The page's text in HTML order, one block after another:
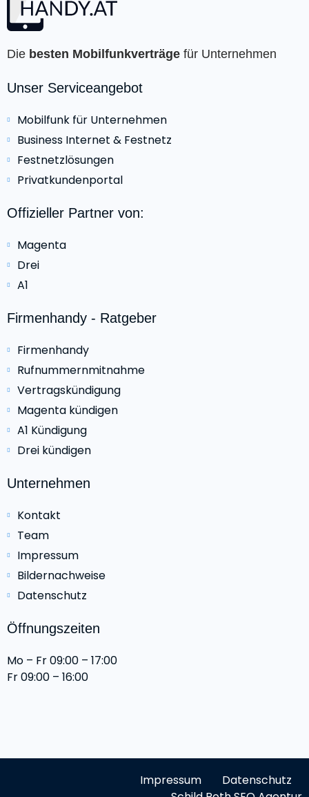
Die besten Mobilfunkverträge für Unternehmen
Unser Serviceangebot
Mobilfunk für Unternehmen
Business Internet & Festnetz
Festnetzlösungen
Privatkundenportal
Offizieller Partner von:
Magenta
Drei
A1
Firmenhandy - Ratgeber
Firmenhandy
Rufnummernmitnahme
Vertragskündigung
Magenta kündigen
A1 Kündigung
Drei kündigen
Unternehmen
Kontakt
Team
Impressum
Bildernachweise
Datenschutz
Öffnungszeiten
Mo – Fr 09:00 – 17:00
Fr 09:00 – 16:00
Impressum
Datenschutz